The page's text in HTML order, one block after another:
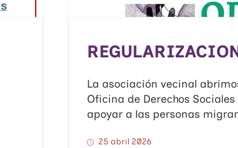
La asociación vecinal
Oficina de Derechos
apoyar a las personas
25 abril 2026